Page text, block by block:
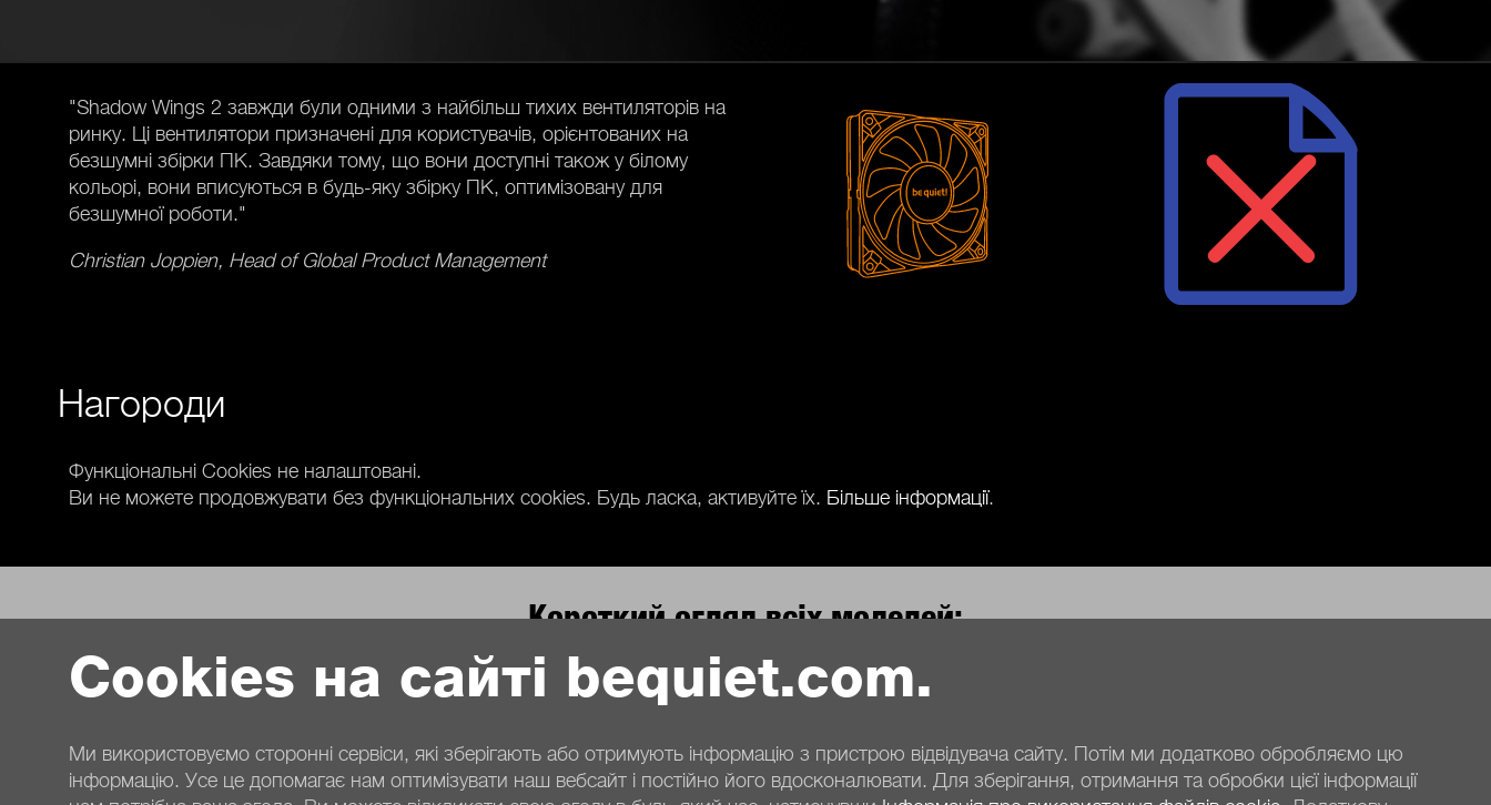
Cookies на сайті bequiet.com.
Ми використовуємо сторонні сервіси, які зберігають або отримують інформацію з пристрою відвідувача сайту. Потім ми додатково обробляємо цю
інформацію. Усе це допомагає нам оптимізувати наш вебсайт і постійно його вдосконалювати. Для зберігання, отримання та обробки цієї інформації
"Shadow Wings 2 завжди були одними з найбільш тихих вентиляторів на
ринку. Ці вентилятори призначені для користувачів, орієнтованих на
безшумні збірки ПК. Завдяки тому, що вони доступні також у білому
кольорі, вони вписуються в будь-яку збірку ПК, оптимізовану для
безшумної роботи."
Christian Joppien, Head of Global Product Management
Нагороди
Функціональні Cookies не налаштовані.
Ви не можете продовжувати без функціональних cookies. Будь ласка, активуйте їх. Більше інформації.
Короткий огляд всіх моделей:
Серії продукції